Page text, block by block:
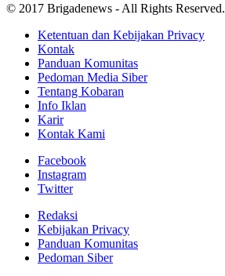
© 2017 Brigadenews - All Rights Reserved.
Ketentuan dan Kebijakan Privacy
Kontak
Panduan Komunitas
Pedoman Media Siber
Tentang Kobaran
Info Iklan
Karir
Kontak Kami
Facebook
Instagram
Twitter
Redaksi
Kebijakan Privacy
Panduan Komunitas
Pedoman Siber